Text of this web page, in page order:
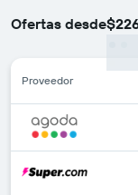
Ofertas desde
Proveedor